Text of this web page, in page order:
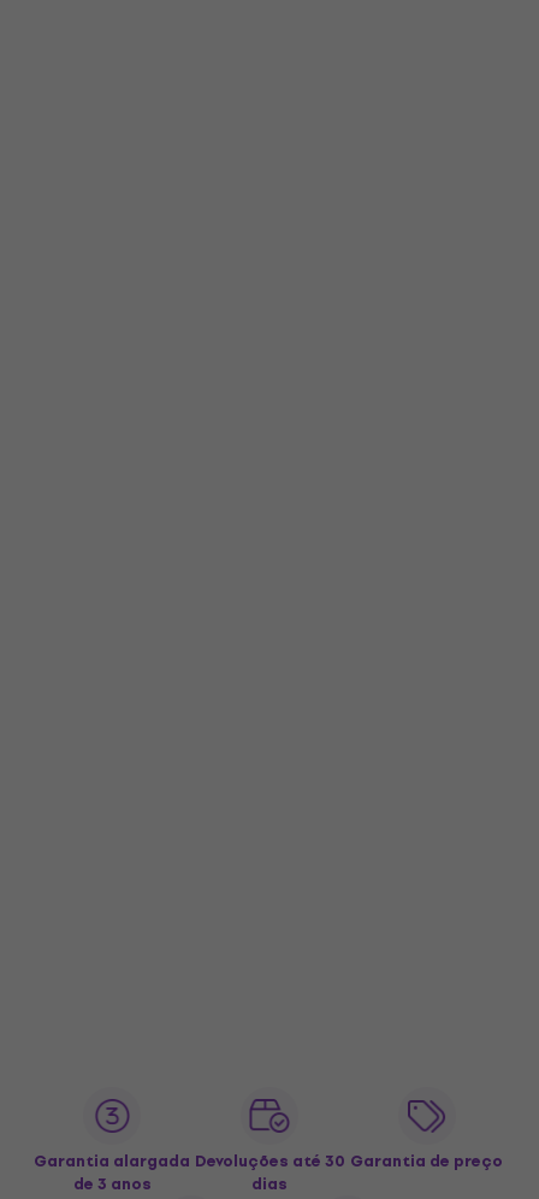
Garantia alargada
de 3 anos
Devoluções até 30
dias
Garantia de preço